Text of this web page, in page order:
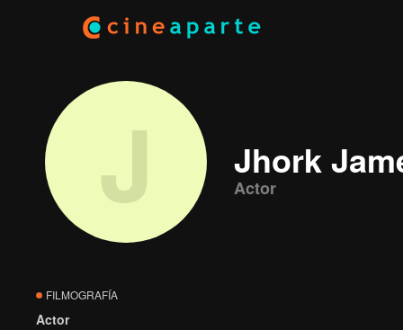
J Jhork
Actor
FILMOGRAFÍA
Actor